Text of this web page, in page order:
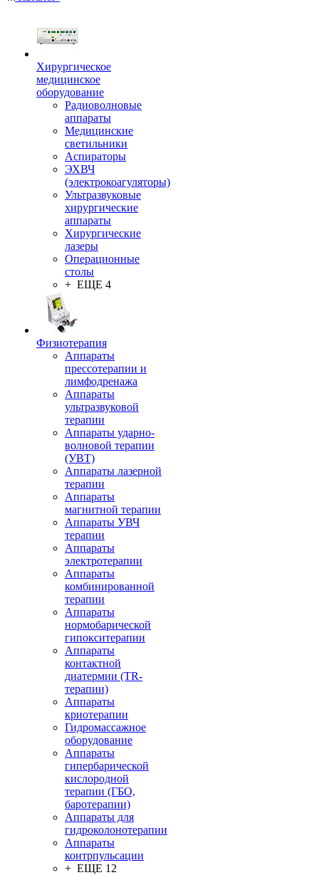
Хирургическое
медицинское
оборудование
Радиоволновые
аппараты
Медицинские
светильники
Аспираторы
ЭХВЧ
(электрокоагуляторы)
Ультразвуковые
хирургические
аппараты
Хирургические
лазеры
Операционные
столы
+ ЕЩЕ 4
Физиотерапия
Аппараты
прессотерапии и
лимфодренажа
Аппараты
ультразвуковой
терапии
Аппараты ударно-
волновой терапии
(УВТ)
Аппараты лазерной
терапии
Аппараты
магнитной терапии
Аппараты УВЧ
терапии
Аппараты
электротерапии
Аппараты
комбинированной
терапии
Аппараты
нормобарической
гипокситерапии
Аппараты
контактной
диатермии (TR-
терапии)
Аппараты
криотерапии
Гидромассажное
оборудование
Аппараты
гипербарической
кислородной
терапии (ГБО,
баротерапии)
Аппараты для
гидроколонотерапии
Аппараты
контрпульсации
+ ЕЩЕ 12